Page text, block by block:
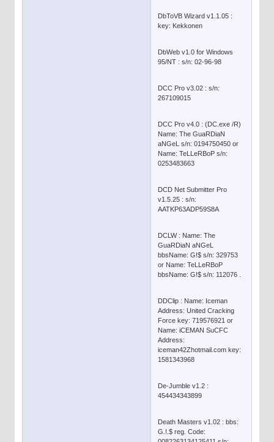
DbToVB Wizard v1.1.05 :
key: Kekkonen
DbWeb v1.0 for Windows
95/NT : s/n: 02-96-98
DCC Pro v3.02 : s/n:
267109015
DCC Pro v4.0 : (DC.exe /R)
Name: The GuaRDiaN
aNGeL s/n: 0194750450 or
Name: TeLLeRBoP s/n:
0253483663
DCD Net Submitter Pro
v1.5.25 : s/n:
AATKP63ADP59S8A
DCLW : Name: The
GuaRDiaN aNGeL
bbsName: G!$ s/n: 329753
or Name: TeLLeRBoP
bbsName: G!$ s/n: 112076 .
DDClip : Name: Iceman
Address: United Cracking
Force key: 719576921 or
Name: iCEMAN SuCFC
Address:
iceman42Zhotmail.com key:
1581343968
De-Jumble v1.2 :
454434343899
Death Masters v1.02 : bbs:
G.!.$ reg. Code: